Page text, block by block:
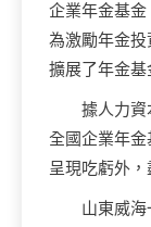
企業年金基金
為激勵年金
擴展了年金基
據人力資
全國企業年金
呈現吃虧外
山東威